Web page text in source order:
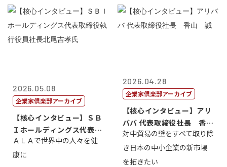
2026.05.08
企業家倶楽部アーカイブ
【核心インタビュー】ＳＢ
Ｉホールディングス代表取
締役執行役員...
ＡＬＡで世界中の人々を健
康に
2026.04.28
企業家倶楽部アーカイブ
【核心インタビュー】アリ
ババ 代表取締役社長 香
山 誠
対中貿易の壁をすべて取り除
き日本の中小企業の新市場
を拓きたい